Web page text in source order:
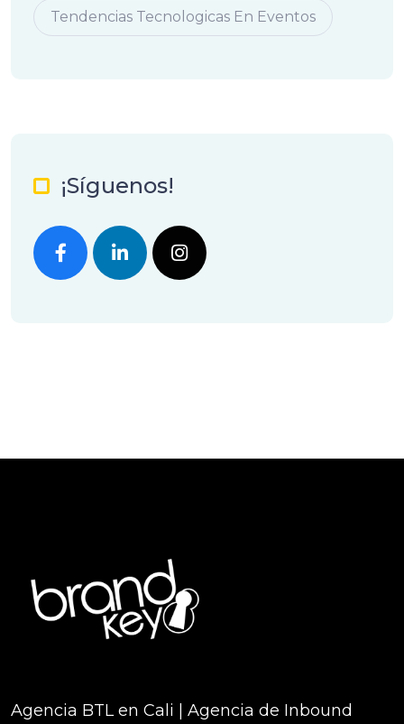
Tendencias Tecnologicas En Eventos
¡Síguenos!
Agencia BTL en Cali | Agencia de Inbound